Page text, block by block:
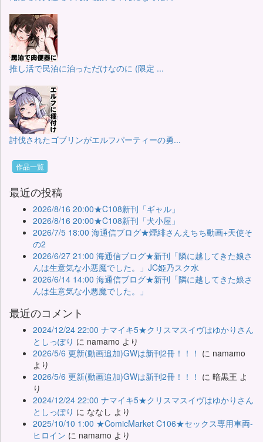
推し活で民泊に泊っただけなのに (限定 ...
討伐されたゴブリンがエルフパーティーの勇...
作品一覧
最近の投稿
2026/8/16 20:00★C108新刊「ギャル」
2026/8/16 20:00★C108新刊「犬小屋」
2026/7/5 18:00 海通信ブログ★煙緋さんえちち動画+天使そ
の2
2026/6/27 21:00 海通信ブログ★新刊「隣に越してきた娘さ
んは生意気な小悪魔でした。」JC姫乃スク水
2026/6/14 14:00 海通信ブログ★新刊「隣に越してきた娘さ
んは生意気な小悪魔でした。」
最近のコメント
2024/12/24 22:00 ナマイキ5★クリスマスイヴはゆかりさん
としっぽり に namamo より
2026/5/6 更新(動画追加)GWは新刊2冊！！！ に namamo
より
2026/5/6 更新(動画追加)GWは新刊2冊！！！ に 暗黒王 よ
り
2024/12/24 22:00 ナマイキ5★クリスマスイヴはゆかりさん
としっぽり に ななし より
2025/10/10 1:00 ★ComicMarket C106★セックス専用車両-
ヒロイン に namamo より